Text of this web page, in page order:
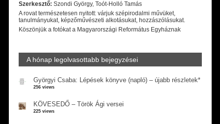
Szerkesztő: Szondi György, Toót-Holló Tamás
A rovat természetesen nyitott: várjuk szépirodalmi művüket,
tanulmányukat, képzőművészeti alkotásukat, hozzászólásukat.
Köszönjük a fotókat a Magyarországi Református Egyháznak
A hónap legolvasottabb bejegyzései
Györgyi Csaba: Lépések könyve (napló) – újabb részletek*
256 views
KÖVESEDŐ – Török Ági versei
225 views